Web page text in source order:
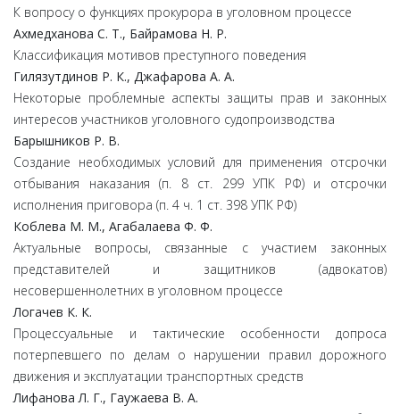
К вопросу о функциях прокурора в уголовном процессе
Ахмедханова С. Т., Байрамова Н. Р.
Классификация мотивов преступного поведения
Гилязутдинов Р. К., Джафарова А. А.
Некоторые проблемные аспекты защиты прав и законных
интересов участников уголовного судопроизводства
Барышников Р. В.
Создание необходимых условий для применения отсрочки
отбывания наказания (п. 8 ст. 299 УПК РФ) и отсрочки
исполнения приговора (п. 4 ч. 1 ст. 398 УПК РФ)
Коблева М. М., Агабалаева Ф. Ф.
Актуальные вопросы, связанные с участием законных
представителей и защитников (адвокатов)
несовершеннолетних в уголовном процессе
Логачев К. К.
Процессуальные и тактические особенности допроса
потерпевшего по делам о нарушении правил дорожного
движения и эксплуатации транспортных средств
Лифанова Л. Г., Гаужаева В. А.